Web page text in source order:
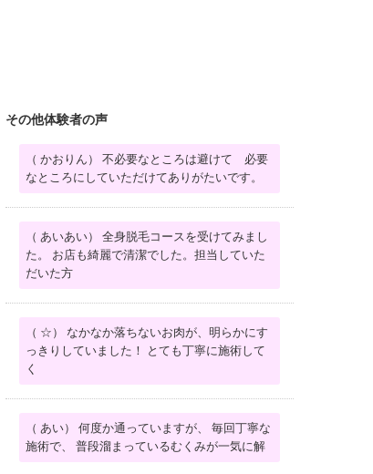
その他体験者の声
（ かおりん） 不必要なところは避けて 必要
なところにしていただけてありがたいです。
（ あいあい） 全身脱毛コースを受けてみまし
た。 お店も綺麗で清潔でした。担当していた
だいた方
（ ☆） なかなか落ちないお肉が、明らかにす
っきりしていました！ とても丁寧に施術して
く
（ あい） 何度か通っていますが、 毎回丁寧な
施術で、 普段溜まっているむくみが一気に解